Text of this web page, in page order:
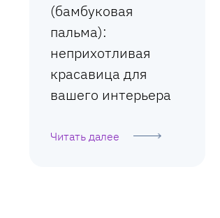
(бамбуковая
пальма):
неприхотливая
красавица для
вашего интерьера
Читать далее